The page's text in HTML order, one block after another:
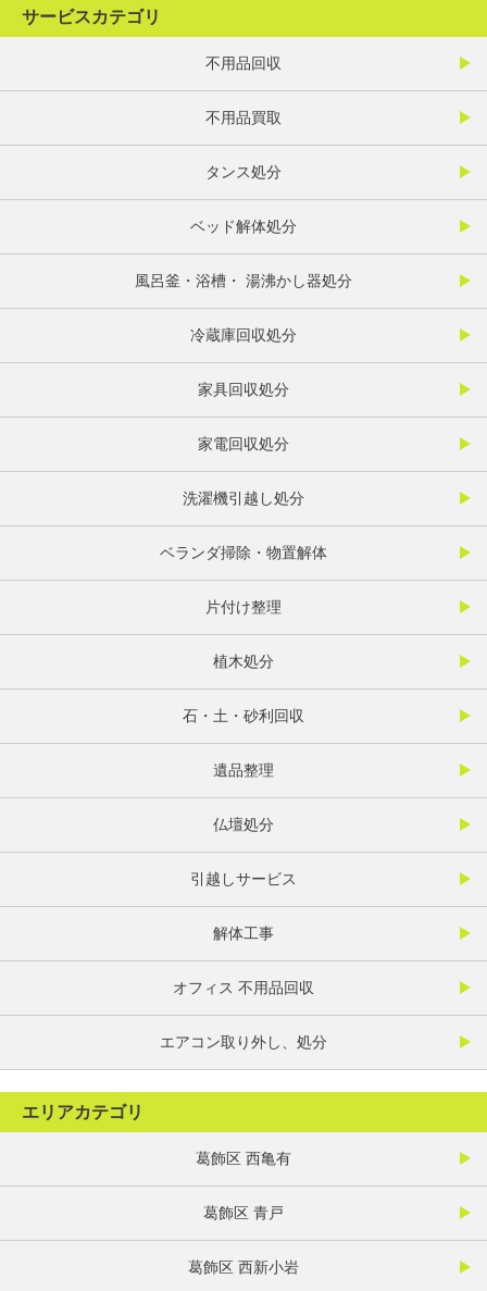
サービスカテゴリ
不用品回収
不用品買取
タンス処分
ベッド解体処分
風呂釜・浴槽・ 湯沸かし器処分
冷蔵庫回収処分
家具回収処分
家電回収処分
洗濯機引越し処分
ベランダ掃除・物置解体
片付け整理
植木処分
石・土・砂利回収
遺品整理
仏壇処分
引越しサービス
解体工事
オフィス 不用品回収
エアコン取り外し、処分
エリアカテゴリ
葛飾区 西亀有
葛飾区 青戸
葛飾区 西新小岩